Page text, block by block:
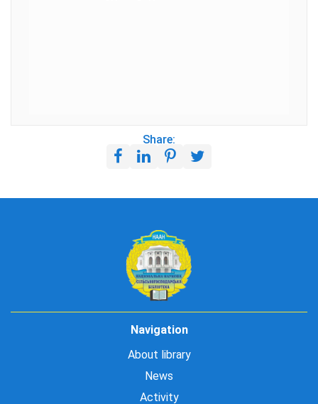
Share:
Navigation
About library
News
Activity